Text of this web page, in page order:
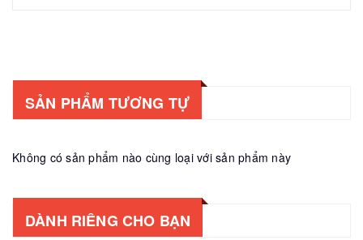
SẢN PHẨM TƯƠNG TỰ
Không có sản phẩm nào cùng loại với sản phẩm này
DÀNH RIÊNG CHO BẠN